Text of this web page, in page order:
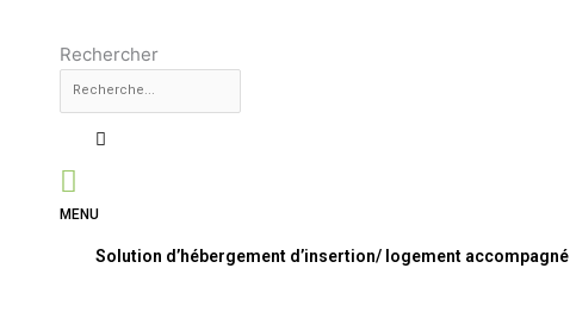
contenu
Rechercher
MENU
Solution d’hébergement d’insertion/ logement accompagné